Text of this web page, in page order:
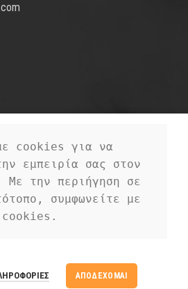
EUROFIGUREPREMIUM E-COMMERCE
SOLUTIONS.
cookies για να
εμπειρία σας στον
Με την περιήγηση σε
συμφωνείτε με
ΑΠΟΔΈΧΟΜΑΙ